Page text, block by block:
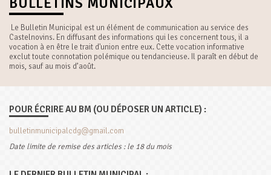
Le Bulletin Municipal est un élément de communication au service des
Castelnovins. En diffusant des informations qui les concernent tous, il a
vocation à en être le trait d'union entre eux. Cette vocation informative
exclut toute connotation polémique ou tendancieuse. Il paraît en début de
mois, sauf au mois d’août.
POUR ÉCRIRE AU BM (OU DÉPOSER UN ARTICLE) :
bulletinmunicipalcdg@gmail.com
Date limite de remise des articles : le 18 du mois